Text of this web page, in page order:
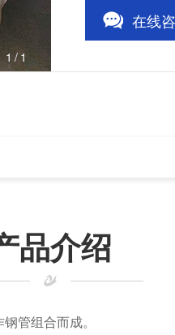
1 /1
在线
品介绍
管组合而成。